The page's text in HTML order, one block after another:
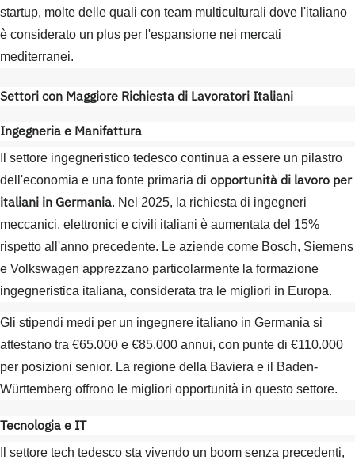
startup, molte delle quali con team multiculturali dove l'italiano
è considerato un plus per l'espansione nei mercati
mediterranei.
Settori con Maggiore Richiesta di Lavoratori Italiani
Ingegneria e Manifattura
Il settore ingegneristico tedesco continua a essere un pilastro
dell'economia e una fonte primaria di opportunità di lavoro per
italiani in Germania. Nel 2025, la richiesta di ingegneri
meccanici, elettronici e civili italiani è aumentata del 15%
rispetto all'anno precedente. Le aziende come Bosch, Siemens
e Volkswagen apprezzano particolarmente la formazione
ingegneristica italiana, considerata tra le migliori in Europa.
Gli stipendi medi per un ingegnere italiano in Germania si
attestano tra €65.000 e €85.000 annui, con punte di €110.000
per posizioni senior. La regione della Baviera e il Baden-
Württemberg offrono le migliori opportunità in questo settore.
Tecnologia e IT
Il settore tech tedesco sta vivendo un boom senza precedenti,